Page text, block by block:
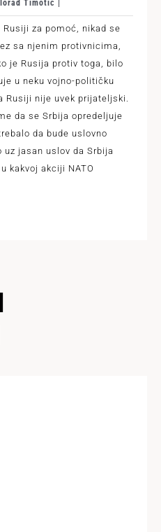
Timotić |
za pomoć, nikad se
sa njenim protivnicima,
je Rusija protiv toga, bilo
u neku vojno-političku
nije uvek prijateljski.
da se Srbija opredeljuje
da bude uslovno
jasan uslov da Srbija
kakvoj akciji NATO